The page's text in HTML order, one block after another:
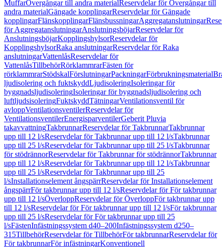
MuffarÖvergångar till andra materialReservdelar för Övergångar till
andra materialGängade kopplingarReservdelar för Gängade
kopplingarFlänskopplingarFlänsbussningarAggregatanslutningar
för AggregatanslutningarAnslutningsböjarReservdelar för
AnslutningsböjarKopplingshylsorReservdelar för
KopplingshylsorRaka anslutningarReservdelar för Raka
anslutningarVattenlåsReservdelar för
VattenlåsTillbehörRörklammrarFästen för
rörklammrarStödskalFörslutningarPackningarFörbrukningsmaterial
ljudisolering och fuktskyddLjudisoleringIsoleringar för
byggnadsljudisoleringIsoleringar för byggnadsljudisolering och
luftljudsisoleringFuktskyddTätningarVentilationsventil för
avloppVentilationsventilerReservdelar för
VentilationsventilerEnergisparventilerGeberit Pluvia
takavvattningTakbrunnarReservdelar för TakbrunnarTakbrunnar
upp till 12 l/sReservdelar för Takbrunnar upp till 12 l/sTakbrunnar
upp till 25 l/sReservdelar för Takbrunnar upp till 25 l/sTakbrunnar
för stödrännorReservdelar för Takbrunnar för stödrännorTakbrunnar
upp till 12 l/sReservdelar för Takbrunnar upp till 12 l/sTakbrunnar
upp till 25 l/sReservdelar för Takbrunnar upp till 25
l/sInstallationselement ångspärrReservdelar för Installationselement
ångspärrFör takbrunnar upp till 12 l/sReservdelar för För takbrunnar
upp till 12 l/sÖverloppReservdelar för ÖverloppFör takbrunnar upp
till 12 l/sReservdelar för För takbrunnar upp till 12 l/sFör takbrunnar
upp till 25 l/sReservdelar för För takbrunnar upp till 25
l/sFästenInfästningssystem d40–200Infästningssystem d250–
315TillbehörReservdelar för TillbehörFör takbrunnarReservdelar för
För takbrunnarFör infästningarKonventionell